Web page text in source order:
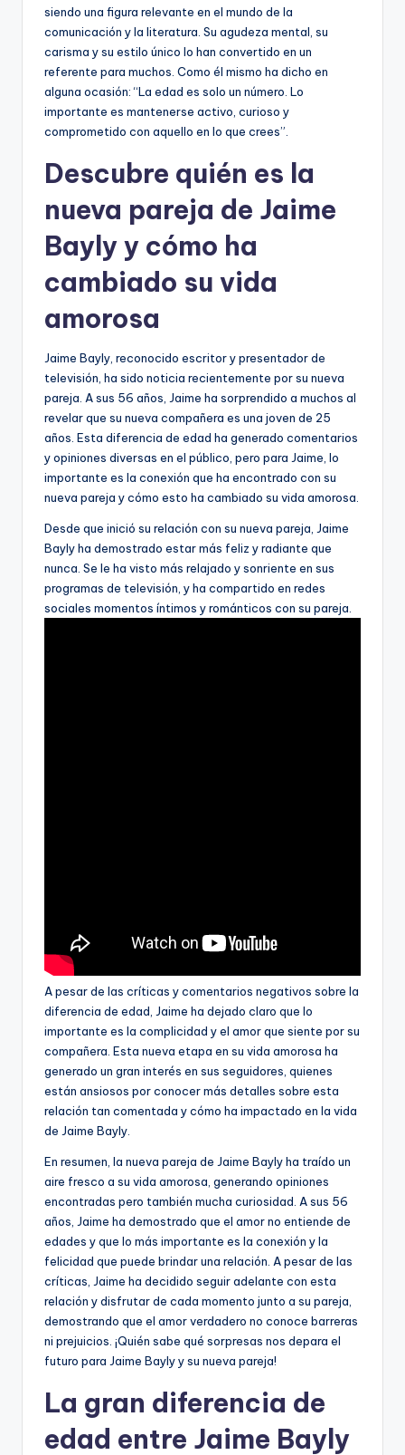
siendo una figura relevante en el mundo de la
comunicación y la literatura. Su agudeza mental, su
carisma y su estilo único lo han convertido en un
referente para muchos. Como él mismo ha dicho en
alguna ocasión: “La edad es solo un número. Lo
importante es mantenerse activo, curioso y
comprometido con aquello en lo que crees”.
Descubre quién es la
nueva pareja de Jaime
Bayly y cómo ha
cambiado su vida
amorosa
Jaime Bayly, reconocido escritor y presentador de
televisión, ha sido noticia recientemente por su nueva
pareja. A sus 56 años, Jaime ha sorprendido a muchos al
revelar que su nueva compañera es una joven de 25
años. Esta diferencia de edad ha generado comentarios
y opiniones diversas en el público, pero para Jaime, lo
importante es la conexión que ha encontrado con su
nueva pareja y cómo esto ha cambiado su vida amorosa.
Desde que inició su relación con su nueva pareja, Jaime
Bayly ha demostrado estar más feliz y radiante que
nunca. Se le ha visto más relajado y sonriente en sus
programas de televisión, y ha compartido en redes
sociales momentos íntimos y románticos con su pareja.
A pesar de las críticas y comentarios negativos sobre la
diferencia de edad, Jaime ha dejado claro que lo
importante es la complicidad y el amor que siente por su
compañera. Esta nueva etapa en su vida amorosa ha
generado un gran interés en sus seguidores, quienes
están ansiosos por conocer más detalles sobre esta
relación tan comentada y cómo ha impactado en la vida
de Jaime Bayly.
En resumen, la nueva pareja de Jaime Bayly ha traído un
aire fresco a su vida amorosa, generando opiniones
encontradas pero también mucha curiosidad. A sus 56
años, Jaime ha demostrado que el amor no entiende de
edades y que lo más importante es la conexión y la
felicidad que puede brindar una relación. A pesar de las
críticas, Jaime ha decidido seguir adelante con esta
relación y disfrutar de cada momento junto a su pareja,
demostrando que el amor verdadero no conoce barreras
ni prejuicios. ¡Quién sabe qué sorpresas nos depara el
futuro para Jaime Bayly y su nueva pareja!
La gran diferencia de
edad entre Jaime Bayly